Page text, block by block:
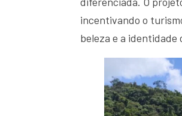
incentivando o
beleza e a